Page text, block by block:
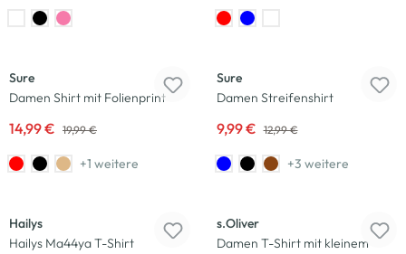
Sure
Damen Shirt mit Folienprint
14,99 € 19,99 €
+1 weitere
Sure
Damen Streifenshirt
9,99 € 12,99 €
+3 weitere
Hailys
Hailys Ma44ya T-Shirt
s.Oliver
Damen T-Shirt mit kleinem